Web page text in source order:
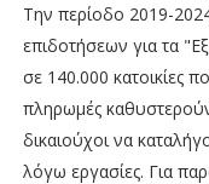
Την περίοδο 2019-
επιδοτήσεων για τα
σε 140.000 κατοικίες
πληρωµές
δικαιούχοι να
λόγω εργασίες. Για